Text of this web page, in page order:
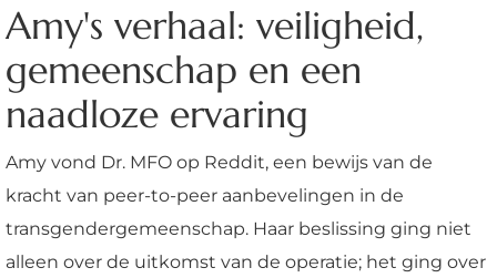
Amy's verhaal: veiligheid,
gemeenschap en een
naadloze ervaring
Amy vond Dr. MFO op Reddit, een bewijs van de
kracht van peer-to-peer aanbevelingen in de
transgendergemeenschap. Haar beslissing ging niet
alleen over de uitkomst van de operatie; het ging over